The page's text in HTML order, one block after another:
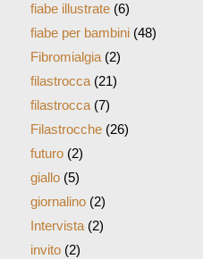
fiabe illustrate(6)
fiabe per bambini(48)
Fibromialgia(2)
filastrocca(21)
filastrocca(7)
Filastrocche(26)
futuro(2)
giallo(5)
giornalino(2)
Intervista(2)
invito(2)